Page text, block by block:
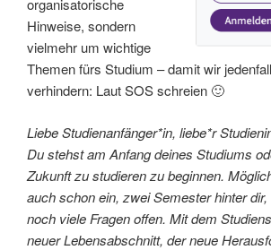
organisatorische
Hinweise, sondern
vielmehr um wichtige
Themen fürs Studium – damit wir
verhindern: Laut SOS schreien 🙂
Liebe Studienanfänger*in, liebe*r
Du stehst am Anfang deines Studiums
Zukunft zu studieren zu beginnen.
auch schon ein, zwei Semester hinter
noch viele Fragen offen. Mit dem
neuer Lebensabschnitt, der neue